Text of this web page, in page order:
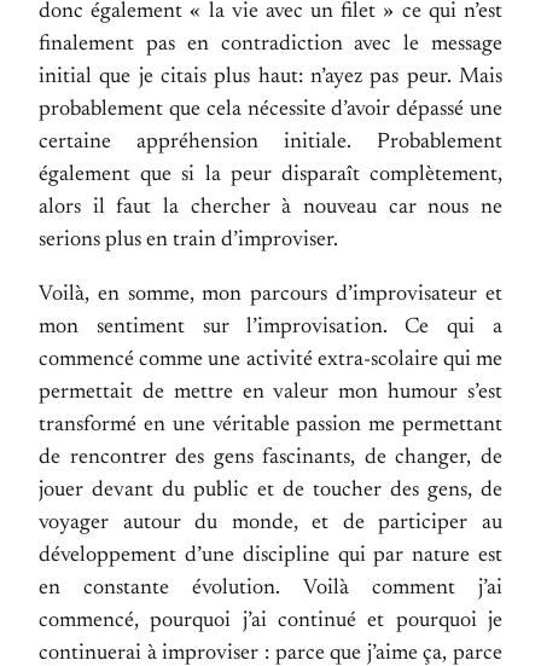
donc également « la vie avec un filet » ce qui n’est
finalement pas en contradiction avec le message
initial que je citais plus haut: n’ayez pas peur. Mais
probablement que cela nécessite d’avoir dépassé une
certaine appréhension initiale. Probablement
également que si la peur disparaît complètement,
alors il faut la chercher à nouveau car nous ne
serions plus en train d’improviser.
Voilà, en somme, mon parcours d’improvisateur et
mon sentiment sur l’improvisation. Ce qui a
commencé comme une activité extra-scolaire qui me
permettait de mettre en valeur mon humour s’est
transformé en une véritable passion me permettant
de rencontrer des gens fascinants, de changer, de
jouer devant du public et de toucher des gens, de
voyager autour du monde, et de participer au
développement d’une discipline qui par nature est
en constante évolution. Voilà comment j’ai
commencé, pourquoi j’ai continué et pourquoi je
continuerai à improviser : parce que j’aime ça, parce